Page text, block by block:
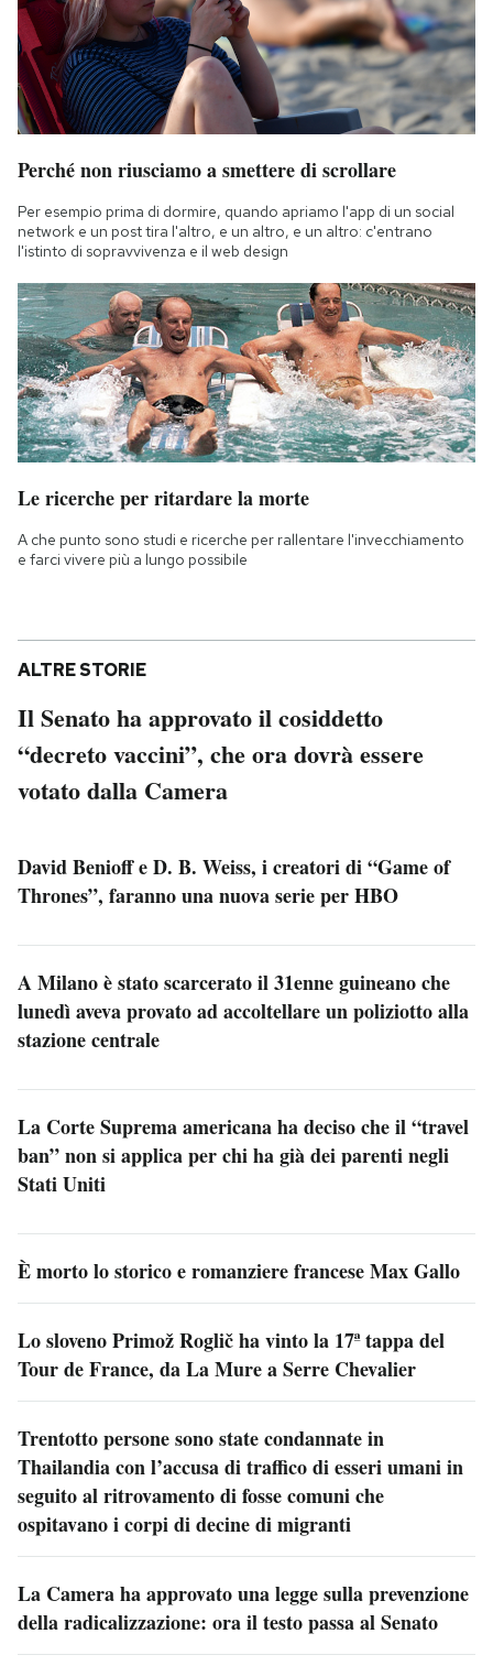
Perché non riusciamo a smettere di scrollare
Per esempio prima di dormire, quando apriamo l'app di un social
network e un post tira l'altro, e un altro, e un altro: c'entrano
l'istinto di sopravvivenza e il web design
Le ricerche per ritardare la morte
A che punto sono studi e ricerche per rallentare l'invecchiamento
e farci vivere più a lungo possibile
ALTRE STORIE
Il Senato ha approvato il cosiddetto
“decreto vaccini”, che ora dovrà essere
votato dalla Camera
David Benioff e D. B. Weiss, i creatori di “Game of
Thrones”, faranno una nuova serie per HBO
A Milano è stato scarcerato il 31enne guineano che
lunedì aveva provato ad accoltellare un poliziotto alla
stazione centrale
La Corte Suprema americana ha deciso che il “travel
ban” non si applica per chi ha già dei parenti negli
Stati Uniti
È morto lo storico e romanziere francese Max Gallo
Lo sloveno Primož Roglič ha vinto la 17ª tappa del
Tour de France, da La Mure a Serre Chevalier
Trentotto persone sono state condannate in
Thailandia con l’accusa di traffico di esseri umani in
seguito al ritrovamento di fosse comuni che
ospitavano i corpi di decine di migranti
La Camera ha approvato una legge sulla prevenzione
della radicalizzazione: ora il testo passa al Senato